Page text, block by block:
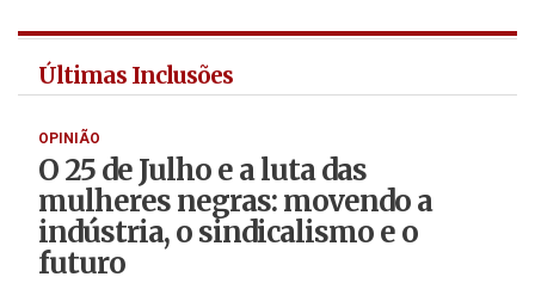
Últimas Inclusões
OPINIÃO
O 25 de Julho e a luta das
mulheres negras: movendo a
indústria, o sindicalismo e o
futuro